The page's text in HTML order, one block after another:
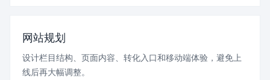
网站规划
设计栏目结构、页面内容、转化入口和移动端体验，避免上
线后再大幅调整。